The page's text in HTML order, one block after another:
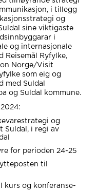
i tillegg
og
sine viktigaste
i
og internasjonale
Reisemål Ryfylke,
Norge/Visit
som eig og
med Suldal
og Suldal kommune.
og
Suldal, i regi av
for perioden 24-25
til
og konferanse-